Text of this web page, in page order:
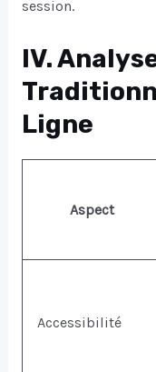
session.
IV.
Ligne
Aspect
Accessibilité